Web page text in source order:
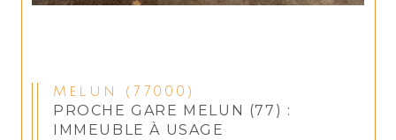
Melun (77000)
PROCHE GARE MELUN (77) :
IMMEUBLE À USAGE